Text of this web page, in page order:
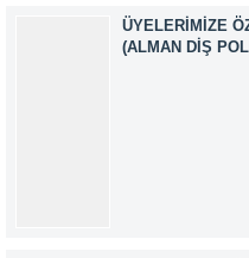
ÜYELERIMIZE
(ALMAN DIŞ